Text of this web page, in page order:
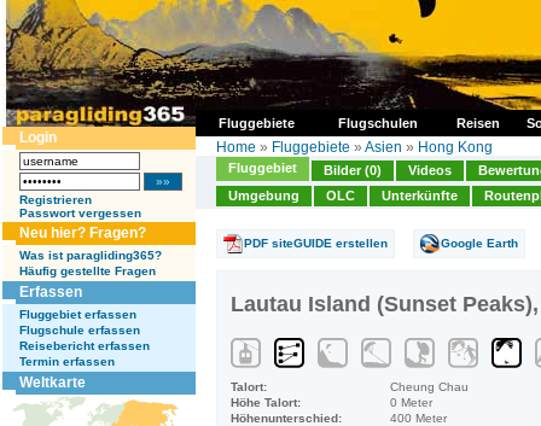
Fluggebiete Flugschulen Reisen
Login
Registrieren
Passwort vergessen
Neu hier? Fragen?
Was ist paragliding365?
Häufig gestellte Fragen
Erfassen
Fluggebiet erfassen
Flugschule erfassen
Reisebericht erfassen
Termin erfassen
Weltkarte
Home » Fluggebiete » Asien » Hong Kong
Fluggebiet Bilder (0) Videos
Umgebung
OLC Unterkünfte
PDF siteGUIDE erstellen Google Earth
Lautau Island (Sunset
Talort:
Cheung Chau
Höhe Talort:
0 Meter
Höhenunterschied:
400 Meter